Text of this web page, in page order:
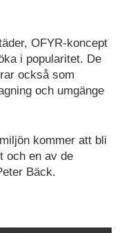
OFYR-koncept
i popularitet. De
också som
och umgänge
kommer att bli
och en av de
Bäck.